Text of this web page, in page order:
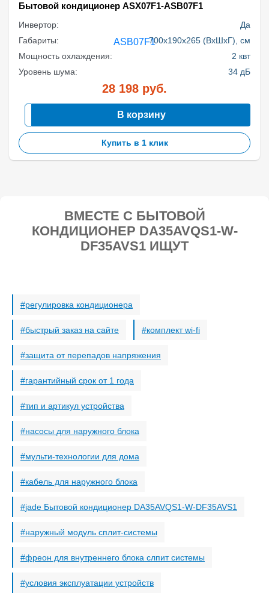
Бытовой кондиционер ASX07F1-ASB07F1
Инвертор:
Да
Габариты:
700x190x265 (ВхШхГ), см
Мощность охлаждения:
2 квт
Уровень шума:
34 дБ
28 198 руб.
В корзину
Купить в 1 клик
ВМЕСТЕ С БЫТОВОЙ
КОНДИЦИОНЕР DA35AVQS1-W-
DF35AVS1 ИЩУТ
регулировка кондиционера
быстрый заказ на сайте комплект wi-fi
защита от перепадов напряжения
гарантийный срок от 1 года
тип и артикул устройства
насосы для наружного блока
мульти-технологии для дома
кабель для наружного блока
jade Бытовой кондиционер DA35AVQS1-W-DF35AVS1
наружный модуль сплит-системы
фреон для внутреннего блока слпит системы
условия эксплуатации устройств